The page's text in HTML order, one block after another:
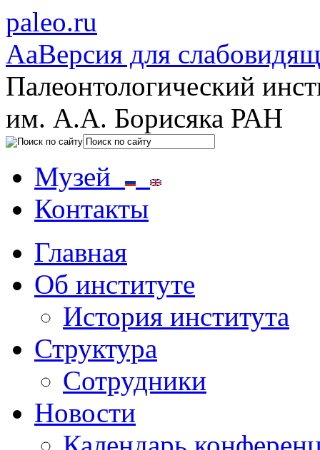
paleo.ru
AaВерсия для
Палеонтологический
им. А.А. Борисяка РАН
Музей
Контакты
Главная
Об институте
История института
Структура
Сотрудники
Новости